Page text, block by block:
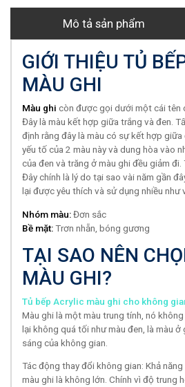
Mô tả sản phẩm
GIỚI THIỆU TỦ
MÀU GHI
Màu ghi còn được gọi dưới một cái tên
Đây là màu kết hợp giữa trắng và đen.
định rằng đây là màu có sự kết hợp giữa
yếu tố của 2 màu này và dung hòa vào
của đen và trăng ở màu ghi đều giảm đi.
Đây chính là lý do tại sao vài năm gần
lại được yêu thích và sử dụng nhiều như
Nhóm màu:Đơn sắc
Bề mặt: Trơn nhẵn, bóng gương
TẠI SAO NÊN
MÀU GHI?
Tủ bếp Acrylic màu ghi cho không
Màu ghi là một màu trung tính, nó
lại không quá tối như màu đen, là màu
sáng của không gian.
Tác động thay đổi không gian: Khả
màu ghi là không lớn. Chính vì độ trung